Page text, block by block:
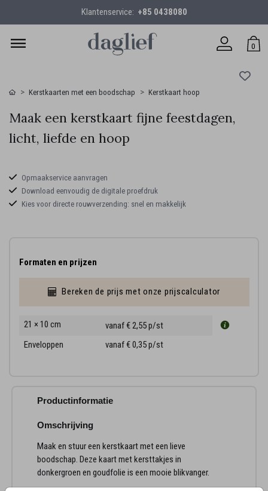
Klantenservice: +85 0438080
0
Kerstkaarten met een boodschap Kerstkaart hoop
Maak een kerstkaart fijne feestdagen,
licht, liefde en hoop
Opmaakservice aanvragen
Download eenvoudig de digitale proefdruk
Kies voor directe rouwverzending: snel en makkelijk
Formaten en prijzen
Bereken de prijs met onze prijscalculator
21 × 10 cm vanaf € 2,55p/st
Enveloppen
vanaf € 0,35p/st
Productinformatie
Omschrijving
Maak en stuur een kerstkaart met een lieve
boodschap. Deze kaart met kersttakjes in
donkergroen en goudfolie is een mooie blikvanger.